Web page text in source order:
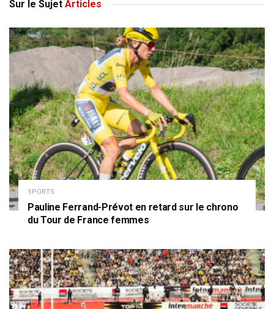
Sur le Sujet Articles
SPORTS
Pauline Ferrand-Prévot en retard sur le chrono
du Tour de France femmes